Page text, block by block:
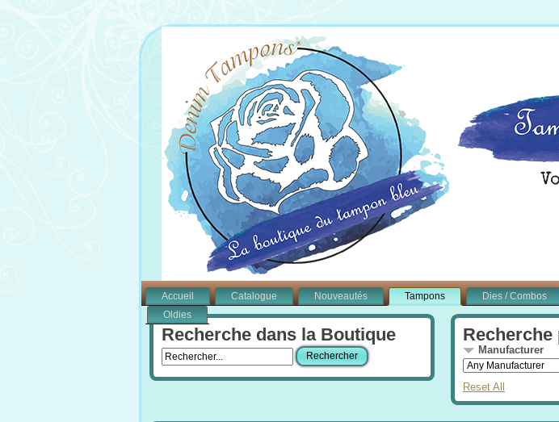
Accueil Catalogue Nouveautés Tampons Dies / Combos
Oldies
Recherche dans la Boutique
Manufacturer
Reset All